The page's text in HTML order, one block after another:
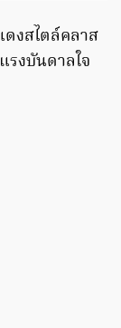
งสไตล์คลาส
รงบันดาลใจ